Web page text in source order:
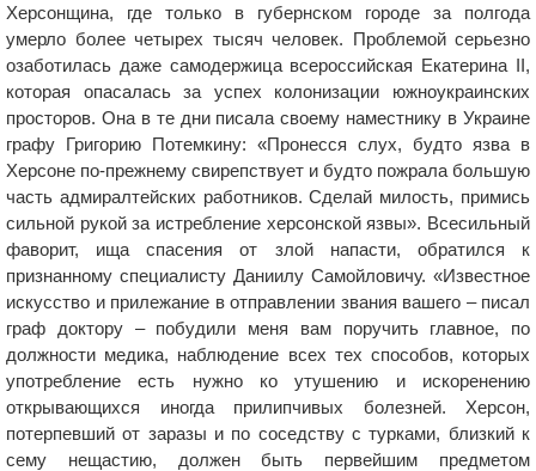
Херсонщина, где только в губернском городе за полгода
умерло более четырех тысяч человек. Проблемой серьезно
озаботилась даже самодержица всероссийская Екатерина ІІ,
которая опасалась за успех колонизации южноукраинских
просторов. Она в те дни писала своему наместнику в Украине
графу Григорию Потемкину: «Пронесся слух, будто язва в
Херсоне по-прежнему свирепствует и будто пожрала большую
часть адмиралтейских работников. Сделай милость, примись
сильной рукой за истребление херсонской язвы». Всесильный
фаворит, ища спасения от злой напасти, обратился к
признанному специалисту Даниилу Самойловичу. «Известное
искусство и прилежание в отправлении звания вашего – писал
граф доктору – побудили меня вам поручить главное, по
должности медика, наблюдение всех тех способов, которых
употребление есть нужно ко утушению и искоренению
открывающихся иногда прилипчивых болезней. Херсон,
потерпевший от заразы и по соседству с турками, близкий к
сему нещастию, должен быть первейшим предметом